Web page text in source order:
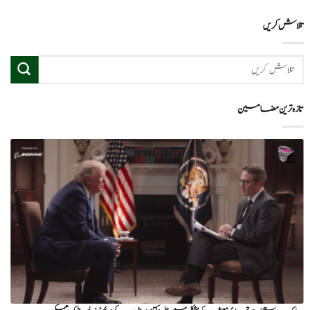
تلاش کریں
تازہ ترین مضامین